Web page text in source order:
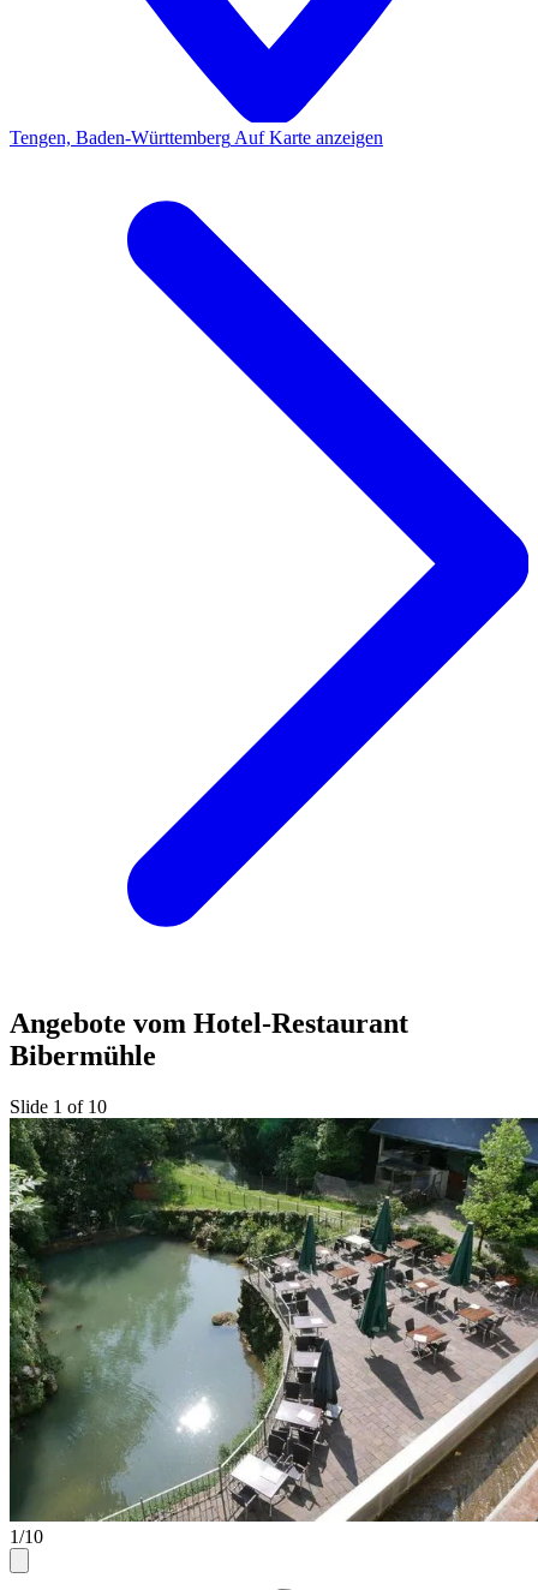
Tengen, Baden-Württemberg Auf Karte anzeigen
Angebote vom Hotel-Restaurant
Bibermühle
Slide 1 of 10
1/10